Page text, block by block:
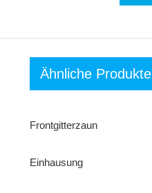
Ähnliche Produkte
Frontgitterzaun
Einhausung